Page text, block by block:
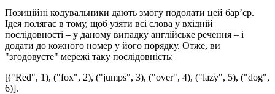
Позиційні кодувальники дають змогу подолати цей бар’єр.
Ідея полягає в тому, щоб узяти всі слова у вхідній
послідовності – у даному випадку англійське речення – і
додати до кожного номер у його порядку. Отже, ви
"згодовуєте" мережі таку послідовність:
[("Red", 1), ("fox", 2), ("jumps", 3), ("over", 4), ("lazy", 5), ("dog",
6)].